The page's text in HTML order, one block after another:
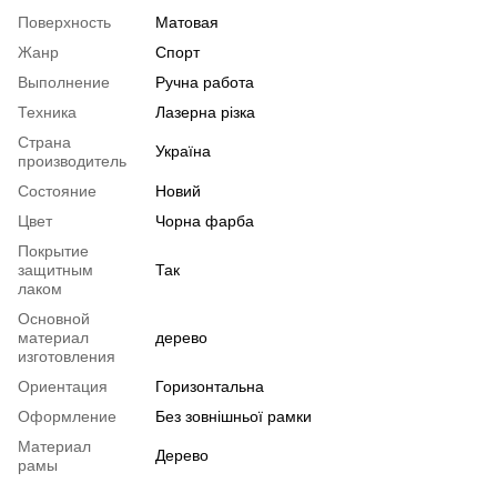
Поверхность
Матовая
Жанр
Спорт
Выполнение
Ручна работа
Техника
Лазерна різка
Страна
производитель
Україна
Состояние
Новий
Цвет
Чорна фарба
Покрытие
защитным
лаком
Так
Основной
материал
изготовления
дерево
Ориентация
Горизонтальна
Оформление
Без зовнішньої рамки
Материал
рамы
Дерево